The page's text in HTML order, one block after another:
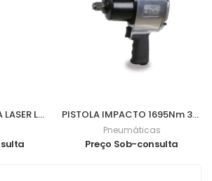
MEDIDOR DISTANCIA LASER LD030P PISTOLA IMPACTO 1695Nm 3/4" 1928DA
Pneumáticas
Preço Sob-consulta